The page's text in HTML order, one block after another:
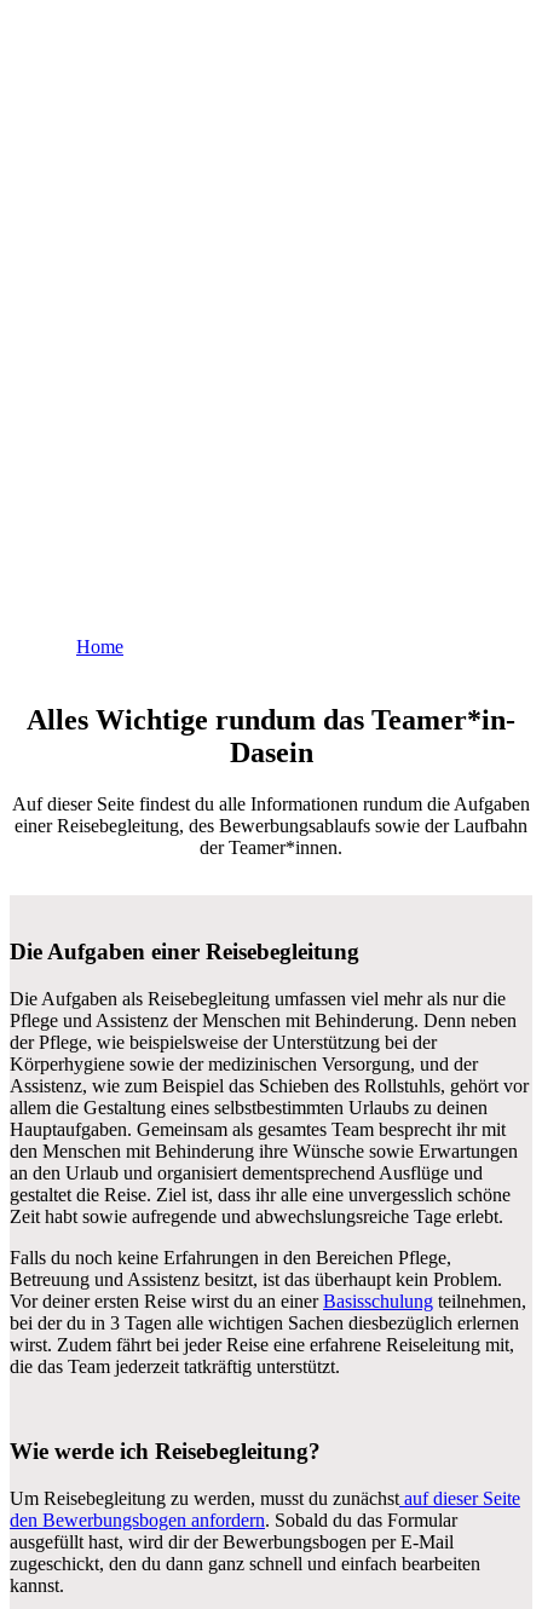
Home
Alles Wichtige rundum das Teamer*in-
Dasein
Auf dieser Seite findest du alle Informationen rundum die Aufgaben
einer Reisebegleitung, des Bewerbungsablaufs sowie der Laufbahn
der Teamer*innen.
Die Aufgaben einer Reisebegleitung
Die Aufgaben als Reisebegleitung umfassen viel mehr als nur die
Pflege und Assistenz der Menschen mit Behinderung. Denn neben
der Pflege, wie beispielsweise der Unterstützung bei der
Körperhygiene sowie der medizinischen Versorgung, und der
Assistenz, wie zum Beispiel das Schieben des Rollstuhls, gehört vor
allem die Gestaltung eines selbstbestimmten Urlaubs zu deinen
Hauptaufgaben. Gemeinsam als gesamtes Team besprecht ihr mit
den Menschen mit Behinderung ihre Wünsche sowie Erwartungen
an den Urlaub und organisiert dementsprechend Ausflüge und
gestaltet die Reise. Ziel ist, dass ihr alle eine unvergesslich schöne
Zeit habt sowie aufregende und abwechslungsreiche Tage erlebt.
Falls du noch keine Erfahrungen in den Bereichen Pflege,
Betreuung und Assistenz besitzt, ist das überhaupt kein Problem.
Vor deiner ersten Reise wirst du an einerBasisschulung teilnehmen,
bei der du in 3 Tagen alle wichtigen Sachen diesbezüglich erlernen
wirst. Zudem fährt bei jeder Reise eine erfahrene Reiseleitung mit,
die das Team jederzeit tatkräftig unterstützt.
Wie werde ich Reisebegleitung?
Um Reisebegleitung zu werden, musst du zunächst auf dieser Seite
den Bewerbungsbogen anfordern. Sobald du das Formular
ausgefüllt hast, wird dir der Bewerbungsbogen per E-Mail
zugeschickt, den du dann ganz schnell und einfach bearbeiten
kannst.